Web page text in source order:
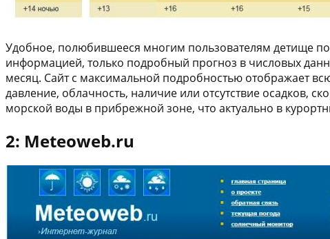
Удобное, полюбившееся многим пользователям детище
информацией, только подробный прогноз в числовых
месяц. Сайт с максимальной подробностью отображает
давление, облачность, наличие или отсутствие осадков,
морской воды в прибрежной зоне, что актуально в
2: Meteoweb.ru